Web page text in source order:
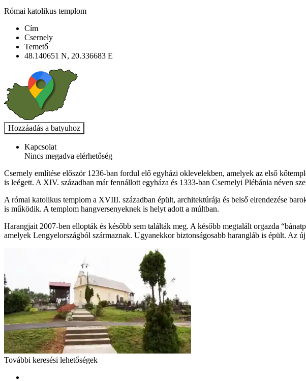
Római katolikus templom
Cím
Csernely
Temető
48.140651 N, 20.336683 E
Kapcsolat
Nincs megadva elérhetőség
Csernely említése először 1236-ban fordul elő egyházi oklevelekben, amelyek az első
is leégett. A XIV. században már fennállott egyháza és 1333-ban Csernelyi Plébánia néven
A római katolikus templom a XVIII. században épült, architektúrája és belső elrendezése
is működik. A templom hangversenyeknek is helyt adott a múltban.
Harangjait 2007-ben ellopták és később sem találták meg. A később megtalált orgazda
amelyek Lengyelországból származnak. Ugyanekkor biztonságosabb harangláb is épült. Az
További keresési lehetőségek